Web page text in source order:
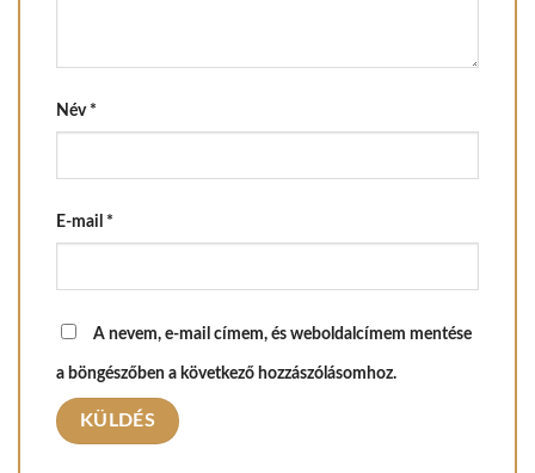
Név *
E-mail *
A nevem, e-mail címem, és weboldalcímem mentése
a böngészőben a következő hozzászólásomhoz.